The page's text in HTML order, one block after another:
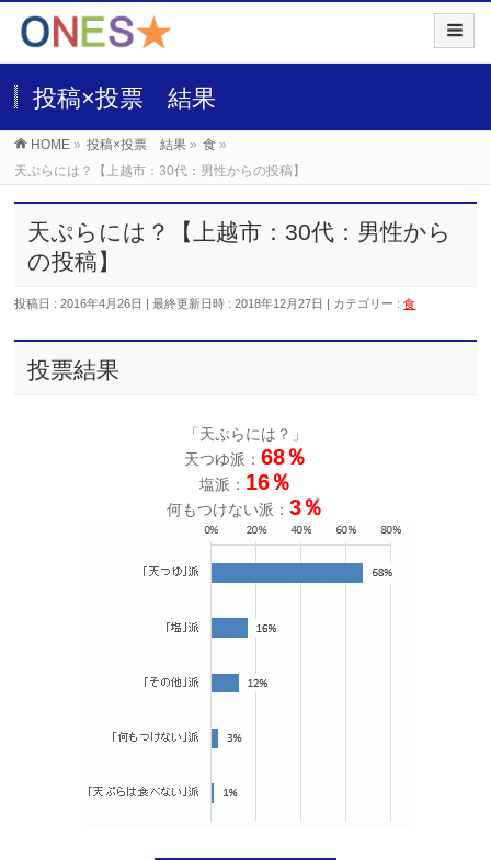
投稿×投票 結果
HOME » 投稿×投票 結果 » 食 »
天ぷらには？【上越市：30代：男性からの投稿】
天ぷらには？【上越市：30代：男性から
の投稿】
投稿日 : 2016年4月26日 最終更新日時 : 2018年12月27日 カテゴリー :食
投票結果
「天ぷらには？」
天つゆ派： 68％
塩派： 16％
何もつけない派：3％